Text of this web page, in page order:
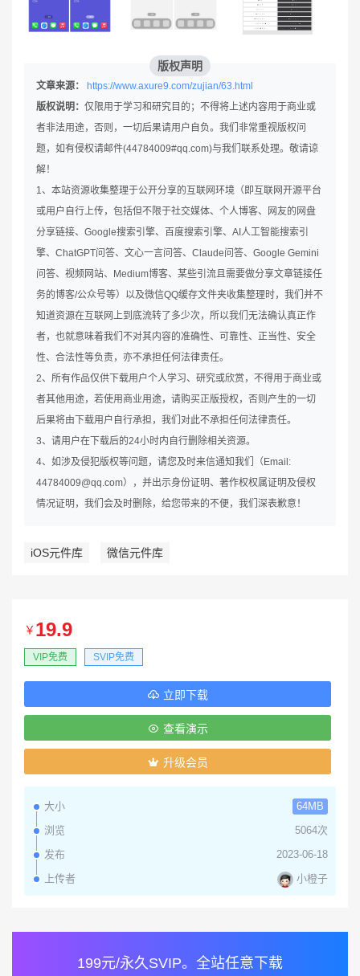
版权声明
文章来源：
https://www.axure9.com/zujian/63.html
版权说明： 仅限用于学习和研究目的；不得将上述内容用于商业或
者非法用途，否则，一切后果请用户自负。我们非常重视版权问
题，如有侵权请邮件(44784009#qq.com)与我们联系处理。敬请谅
解！
1、本站资源收集整理于公开分享的互联网环境（即互联网开源平台
或用户自行上传，包括但不限于社交媒体、个人博客、网友的网盘
分享链接、Google搜索引擎、百度搜索引擎、AI人工智能搜索引
擎、ChatGPT问答、文心一言问答、Claude问答、Google Gemini
问答、视频网站、Medium博客、某些引流且需要做分享文章链接任
务的博客/公众号等）以及微信QQ缓存文件夹收集整理时，我们并不
知道资源在互联网上到底流转了多少次，所以我们无法确认真正作
者，也就意味着我们不对其内容的准确性、可靠性、正当性、安全
性、合法性等负责，亦不承担任何法律责任。
2、所有作品仅供下载用户个人学习、研究或欣赏，不得用于商业或
者其他用途，若使用商业用途，请购买正版授权，否则产生的一切
后果将由下载用户自行承担，我们对此不承担任何法律责任。
3、请用户在下载后的24小时内自行删除相关资源。
4、如涉及侵犯版权等问题，请您及时来信通知我们（Email:
44784009@qq.com），并出示身份证明、著作权权属证明及侵权
情况证明，我们会及时删除，给您带来的不便，我们深表歉意！
iOS元件库 微信元件库
￥ 19.9
VIP免费 SVIP免费
立即下载
查看演示
升级会员
大小
64MB
浏览
5064次
发布
2023-06-18
上传者 小橙子
199元/永久SVIP。全站任意下载